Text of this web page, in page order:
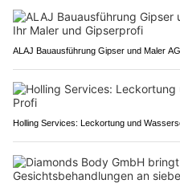
ALAJ Bauausführung Gipser und Maler
Holling Services: Leckortung und